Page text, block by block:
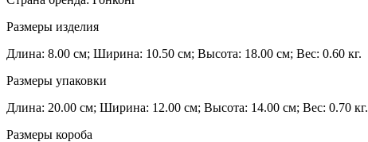
Размеры изделия
Длина: 8.00 см; Ширина: 10.50 см; Высота: 18.00 см; Вес: 0.60 кг.
Размеры упаковки
Длина: 20.00 см; Ширина: 12.00 см; Высота: 14.00 см; Вес: 0.70 кг.
Размеры короба